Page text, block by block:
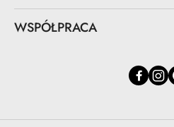
WSPÓŁPRACA